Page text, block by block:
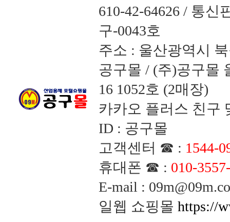
610-42-64626 / 통신
구-0043호
주소 : 울산광역시
공구몰 / (주)공구몰
16 1052호 (2매장)
카카오 플러스 친구
ID : 공구몰
고객센터 ☎ : 1544-
휴대폰 ☎ : 010-
E-mail :
일웹 쇼핑몰 https://